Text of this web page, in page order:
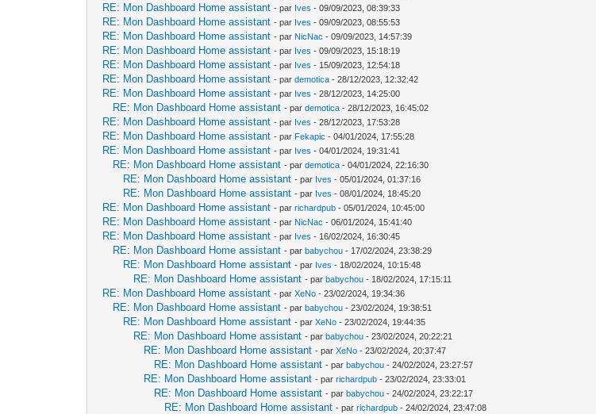
RE: Mon Dashboard Home assistant - par Ives - 09/09/2023, 08:39:33
RE: Mon Dashboard Home assistant - par Ives - 09/09/2023, 08:55:53
RE: Mon Dashboard Home assistant - par NicNac - 09/09/2023, 14:57:39
RE: Mon Dashboard Home assistant - par Ives - 09/09/2023, 15:18:19
RE: Mon Dashboard Home assistant - par Ives - 15/09/2023, 12:54:18
RE: Mon Dashboard Home assistant - pardemotica - 28/12/2023, 12:32:42
RE: Mon Dashboard Home assistant - par Ives - 28/12/2023, 14:25:00
RE: Mon Dashboard Home assistant - pardemotica - 28/12/2023, 16:45:02
RE: Mon Dashboard Home assistant - par Ives - 28/12/2023, 17:53:28
RE: Mon Dashboard Home assistant - par Fekapic - 04/01/2024, 17:55:28
RE: Mon Dashboard Home assistant - par Ives - 04/01/2024, 19:31:41
RE: Mon Dashboard Home assistant - pardemotica - 04/01/2024, 22:16:30
RE: Mon Dashboard Home assistant - par Ives - 05/01/2024, 01:37:16
RE: Mon Dashboard Home assistant - par Ives - 08/01/2024, 18:45:20
RE: Mon Dashboard Home assistant - parrichardpub - 05/01/2024, 10:45:00
RE: Mon Dashboard Home assistant - par NicNac - 06/01/2024, 15:41:40
RE: Mon Dashboard Home assistant - par Ives - 16/02/2024, 16:30:45
RE: Mon Dashboard Home assistant - parbabychou - 17/02/2024, 23:38:29
RE: Mon Dashboard Home assistant - par Ives - 18/02/2024, 10:15:48
RE: Mon Dashboard Home assistant - parbabychou - 18/02/2024, 17:15:11
RE: Mon Dashboard Home assistant - parXeNo - 23/02/2024, 19:34:36
RE: Mon Dashboard Home assistant - parbabychou - 23/02/2024, 19:38:51
RE: Mon Dashboard Home assistant - parXeNo - 23/02/2024, 19:44:35
RE: Mon Dashboard Home assistant - parbabychou - 23/02/2024, 20:22:21
RE: Mon Dashboard Home assistant - parXeNo - 23/02/2024, 20:37:47
RE: Mon Dashboard Home assistant - parbabychou - 24/02/2024, 23:27:57
RE: Mon Dashboard Home assistant - parrichardpub - 23/02/2024, 23:33:01
RE: Mon Dashboard Home assistant - parbabychou - 24/02/2024, 23:22:17
RE: Mon Dashboard Home assistant - parrichardpub - 24/02/2024, 23:47:08